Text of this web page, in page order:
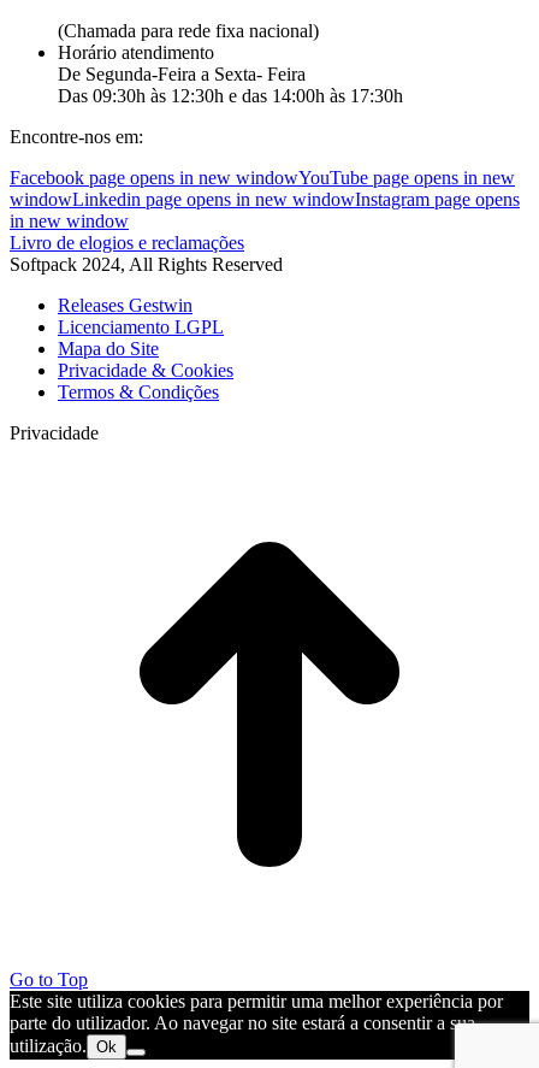
(Chamada para rede fixa nacional)
Horário atendimento
De Segunda-Feira a Sexta- Feira
Das 09:30h às 12:30h e das 14:00h às 17:30h
Encontre-nos em:
Facebook page opens in new windowYouTube page opens in new
windowLinkedin page opens in new windowInstagram page opens
in new window
Livro de elogios e reclamações
Softpack 2024, All Rights Reserved
Releases Gestwin
Licenciamento LGPL
Mapa do Site
Privacidade & Cookies
Termos & Condições
Privacidade
Go to Top
Este site utiliza cookies para permitir uma melhor experiência por
parte do utilizador. Ao navegar no site estará a consentir a sua
utilização. Ok